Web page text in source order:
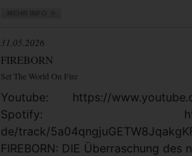
31.05.2026
FIREBORN
Set The World On Fire
Youtube: https://
Spotify: https://
de/track/
FIREBORN: DIE Überraschung des